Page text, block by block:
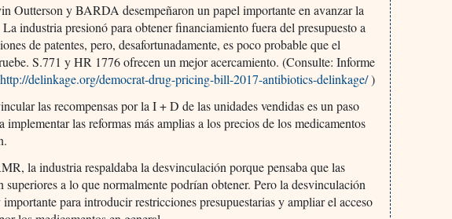
Outterson y BARDA desempeñaron un papel importante en avanzar la
industria presionó para obtener financiamiento fuera del presupuesto a
de patentes, pero, desafortunadamente, es poco probable que el
S.771 y HR 1776 ofrecen un mejor acercamiento. (Consulte: Informe
http://delinkage.org/democrat-drug-pricing-bill-2017-antibiotics-delinkage/)
las recompensas por la I + D de las unidades vendidas es un paso
implementar las reformas más amplias a los precios de los medicamentos
la industria respaldaba la desvinculación porque pensaba que las
superiores a lo que normalmente podrían obtener. Pero la desvinculación
para introducir restricciones presupuestarias y ampliar el acceso